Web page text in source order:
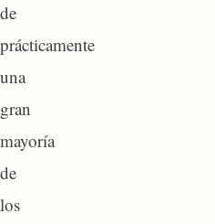
de
prácticamente
una
gran
mayoría
de
los